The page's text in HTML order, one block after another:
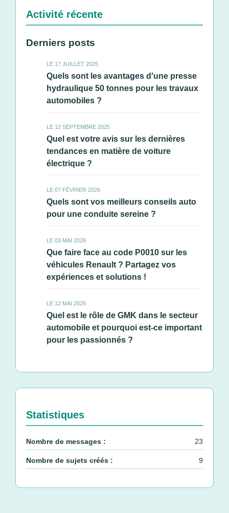
Activité récente
Derniers posts
LE 17 JUILLET 2025
Quels sont les avantages d'une presse
hydraulique 50 tonnes pour les travaux
automobiles ?
LE 12 SEPTEMBRE 2025
Quel est votre avis sur les dernières
tendances en matière de voiture
électrique ?
LE 07 FÉVRIER 2026
Quels sont vos meilleurs conseils auto
pour une conduite sereine ?
LE 03 MAI 2026
Que faire face au code P0010 sur les
véhicules Renault ? Partagez vos
expériences et solutions !
LE 12 MAI 2026
Quel est le rôle de GMK dans le secteur
automobile et pourquoi est-ce important
pour les passionnés ?
Statistiques
Nombre de messages : 23
Nombre de sujets créés : 9